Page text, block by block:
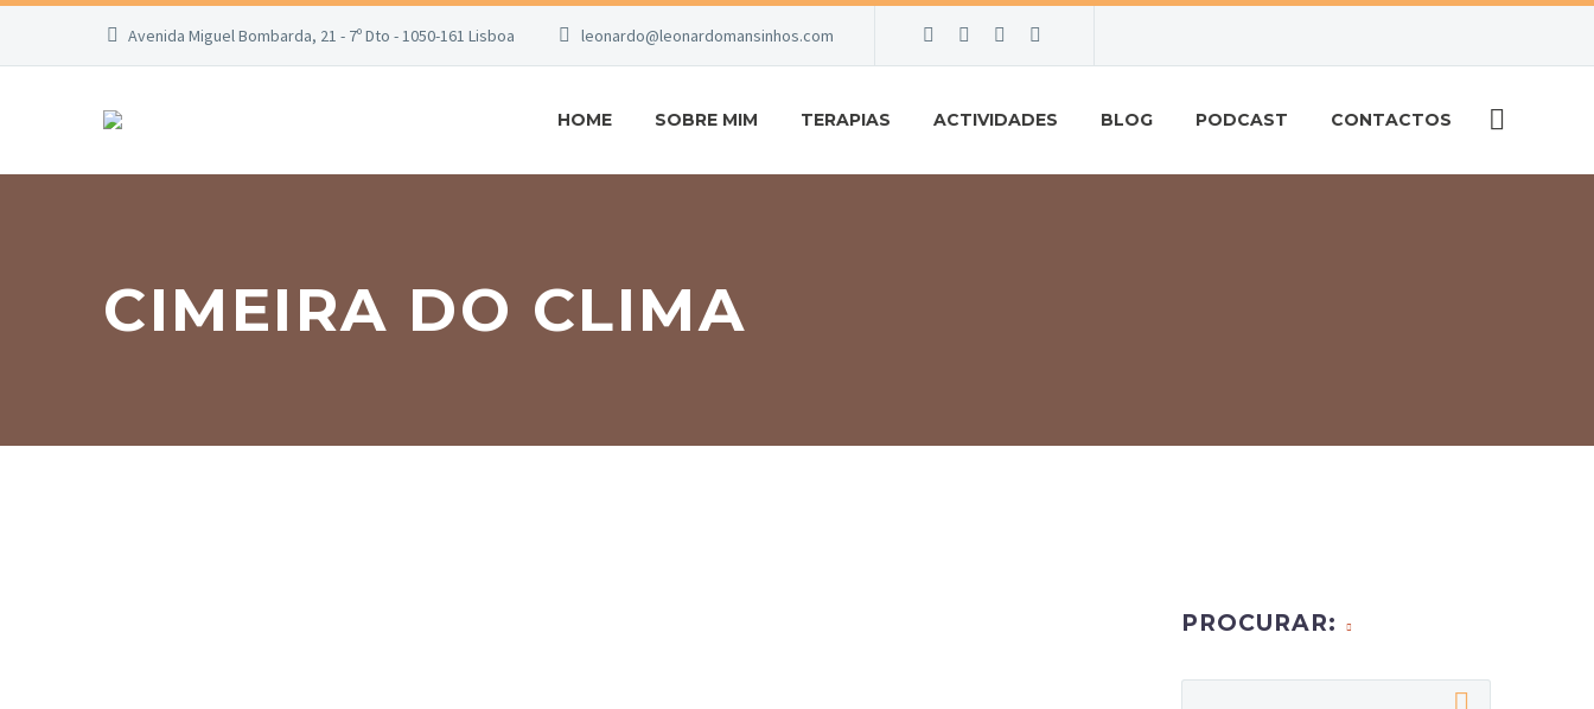
Avenida Miguel Bombarda, 21 - 7º Dto - 1050-161 Lisboa leonardo@leonardomansinhos.com
HOME SOBRE MIM TERAPIAS ACTIVIDADES BLOG PODCAST CONTACTOS
CIMEIRA DO CLIMA
PROCURAR: